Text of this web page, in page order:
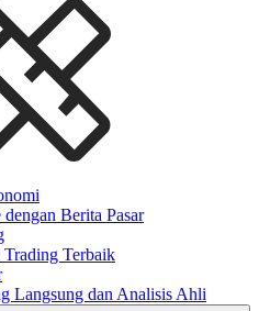
Berita Pasar
Trading Terbaik
Langsung dan Analisis Ahli